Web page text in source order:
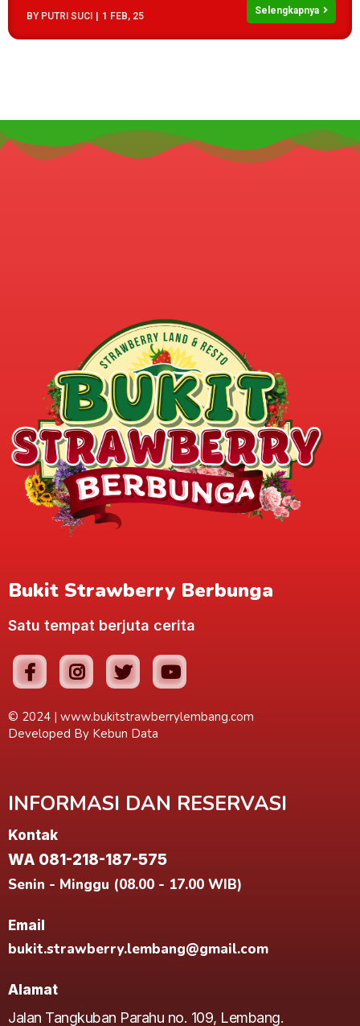
BY PUTRI SUCI 1 FEB, 25 Selengkapnya
Bukit Strawberry Berbunga
Satu tempat berjuta cerita
© 2024 | www.bukitstrawberrylembang.com
Developed By Kebun Data
INFORMASI DAN RESERVASI
Kontak
WA 081-218-187-575
Senin - Minggu (08.00 - 17.00 WIB)
Email
bukit.strawberry.lembang@gmail.com
Alamat
Jalan Tangkuban Parahu no. 109, Lembang.